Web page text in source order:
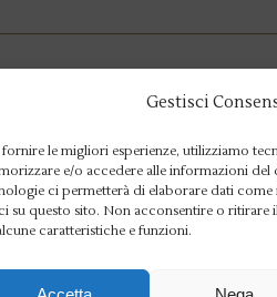
Gestisci
fornire le migliori esperienze, utilizziamo
e/o accedere alle informazioni del
ci permetterà di elaborare dati
su questo sito. Non acconsentire o ritirare
caratteristiche e funzioni.
vince la
per 5 a 3 ai danni di
E’ stata una finale